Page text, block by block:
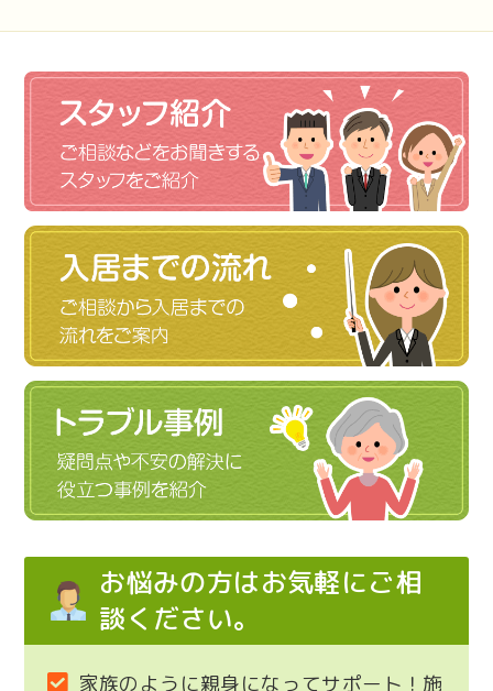
お悩みの方はお気軽にご相
談ください。
家族のように親身になってサポート！施